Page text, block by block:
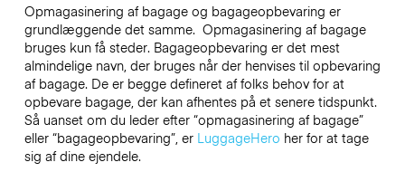
Opmagasinering af bagage og bagageopbevaring er
grundlæggende det samme. Opmagasinering af bagage
bruges kun få steder. Bagageopbevaring er det mest
almindelige navn, der bruges når der henvises til opbevaring
af bagage. De er begge defineret af folks behov for at
opbevare bagage, der kan afhentes på et senere tidspunkt.
Så uanset om du leder efter “opmagasinering af bagage”
eller “bagageopbevaring”, erLuggageHero her for at tage
sig af dine ejendele.